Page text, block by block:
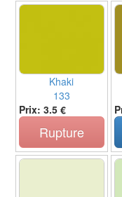
Khaki
133
Prix: 3.5 €
Rupture